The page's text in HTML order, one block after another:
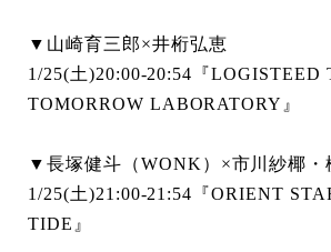
▼山崎育三郎×井桁弘恵
1/25(土)20:00-20:54『LOGISTEED
TOMORROW LABORATORY』
▼長塚健斗（WONK）×市川紗椰・
1/25(土)21:00-21:54『ORIENT
TIDE』